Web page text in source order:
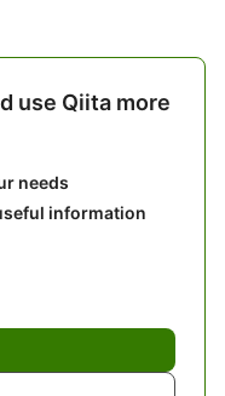
use Qiita more
needs
information